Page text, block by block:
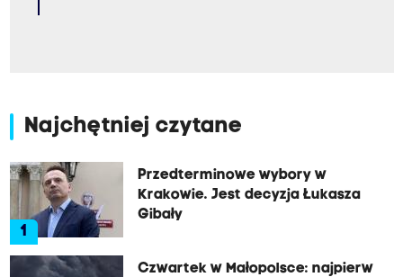
Najchętniej czytane
1
Przedterminowe wybory w
Krakowie. Jest decyzja Łukasza
Gibały
Czwartek w Małopolsce: najpierw